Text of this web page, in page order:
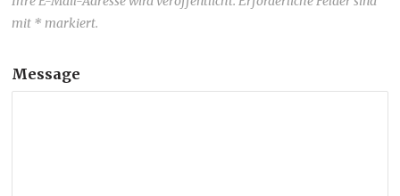
mit * markiert.
Message